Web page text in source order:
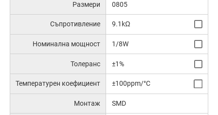
Размери 0805
Съпротивление 9.1kΩ
Номинална мощност 1/8W
Толеранс ±1%
Температурен коефициент ±100ppm/°C
Монтаж SMD